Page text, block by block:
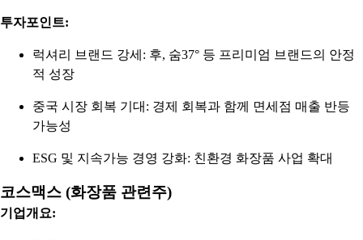
투자포인트:
럭셔리 브랜드 강세: 후, 숨37° 등 프리미엄 브랜드의 안정
적 성장
중국 시장 회복 기대: 경제 회복과 함께 면세점 매출 반등
가능성
ESG 및 지속가능 경영 강화: 친환경 화장품 사업 확대
코스맥스 (화장품 관련주)
기업개요: